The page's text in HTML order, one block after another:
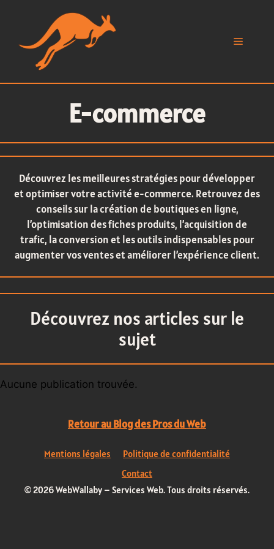
contenu
Menu
E-commerce
Découvrez les meilleures stratégies pour développer
et optimiser votre activité e-commerce. Retrouvez des
conseils sur la création de boutiques en ligne,
l’optimisation des fiches produits, l’acquisition de
trafic, la conversion et les outils indispensables pour
augmenter vos ventes et améliorer l’expérience client.
Découvrez nos articles sur le
sujet
Aucune publication trouvée.
Retour au Blog des Pros du Web
Mentions légales
Politique de confidentialité
Contact
© 2026 WebWallaby – Services Web. Tous droits réservés.